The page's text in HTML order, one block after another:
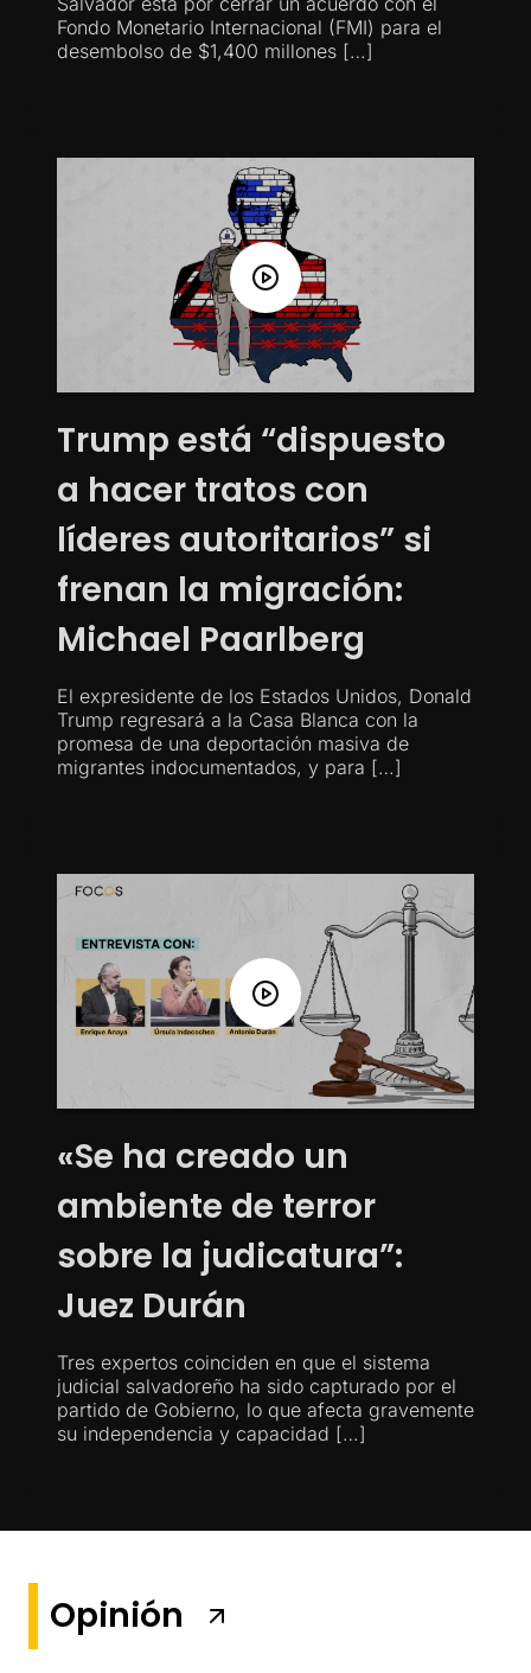
Fondo Monetario Internacional (FMI) para el
desembolso de $1,400 millones […]
Trump está “dispuesto
a hacer tratos con
líderes autoritarios” si
frenan la migración:
Michael Paarlberg
El expresidente de los Estados Unidos, Donald
Trump regresará a la Casa Blanca con la
promesa de una deportación masiva de
migrantes indocumentados, y para […]
«Se ha creado un
ambiente de terror
sobre la judicatura”:
Juez Durán
Tres expertos coinciden en que el sistema
judicial salvadoreño ha sido capturado por el
partido de Gobierno, lo que afecta gravemente
su independencia y capacidad […]
Opinión